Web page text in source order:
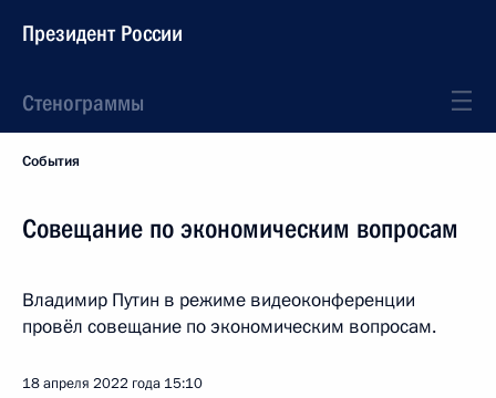
Президент России
Стенограммы
События
Совещание по экономическим вопросам
Владимир Путин в режиме видеоконференции
провёл совещание по экономическим вопросам.
18 апреля 2022 года 15:10